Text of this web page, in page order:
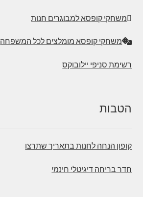
משחקי קופסא למבוגרים חנות
משחקי קופסא מומלצים לכל המשפחה
רשימת סניפי יילובוקס
הטבות
קופון הנחה לחנות בתאריך שתרצו
חדר בריחה דיגיטלי חינמי